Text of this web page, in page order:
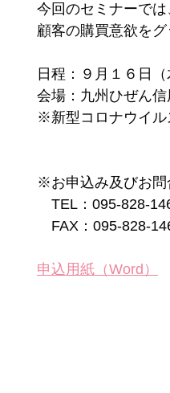
今回のセミナーで
顧客の購買意欲を
日程：９月１６日
会場：九州ひぜん
※新型コロナウイル
※お申込み及びお問
TEL：095-828-
FAX：095-828-
申込用紙（Word）